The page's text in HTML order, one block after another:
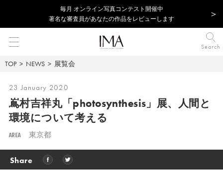
毎⽉ オンライン写真コンテスト開催中
著名な審査員があなたの作品をレビューします
Search
TOP NEWS 展覧会
23 January 2020
嶌村吉祥丸「photosynthesis」展、 人間と
環境について考える
AREA 東京都
Share